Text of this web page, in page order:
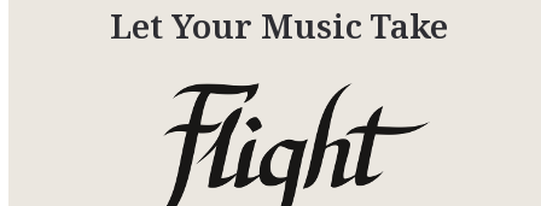
Let Your Music Take